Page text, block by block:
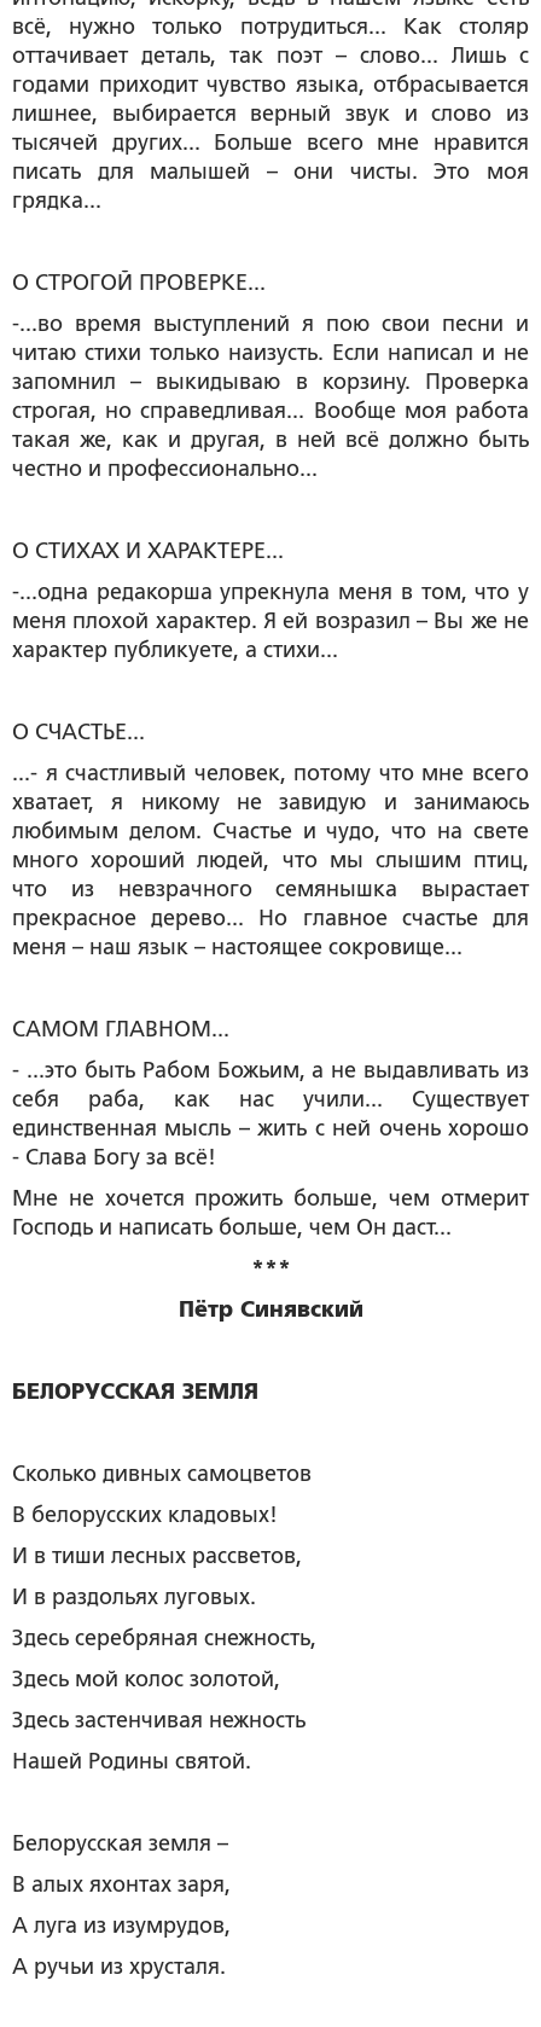
всё, нужно только потрудиться... Как столяр
оттачивает деталь, так поэт – слово... Лишь с
годами приходит чувство языка, отбрасывается
лишнее, выбирается верный звук и слово из
тысячей других... Больше всего мне нравится
писать для малышей – они чисты. Это моя
грядка...
О СТРОГОЙ ПРОВЕРКЕ...
-...во время выступлений я пою свои песни и
читаю стихи только наизусть. Если написал и не
запомнил – выкидываю в корзину. Проверка
строгая, но справедливая... Вообще моя работа
такая же, как и другая, в ней всё должно быть
честно и профессионально...
О СТИХАХ И ХАРАКТЕРЕ...
-...одна редакорша упрекнула меня в том, что у
меня плохой характер. Я ей возразил – Вы же не
характер публикуете, а стихи...
О СЧАСТЬЕ...
...- я счастливый человек, потому что мне всего
хватает, я никому не завидую и занимаюсь
любимым делом. Счастье и чудо, что на свете
много хороший людей, что мы слышим птиц,
что из невзрачного семянышка вырастает
прекрасное дерево... Но главное счастье для
меня – наш язык – настоящее сокровище...
САМОМ ГЛАВНОМ...
- ...это быть Рабом Божьим, а не выдавливать из
себя раба, как нас учили... Существует
единственная мысль – жить с ней очень хорошо
- Слава Богу за всё!
Мне не хочется прожить больше, чем отмерит
Господь и написать больше, чем Он даст...
***
Пётр Синявский
БЕЛОРУССКАЯ ЗЕМЛЯ
Сколько дивных самоцветов
В белорусских кладовых!
И в тиши лесных рассветов,
И в раздольях луговых.
Здесь серебряная снежность,
Здесь мой колос золотой,
Здесь застенчивая нежность
Нашей Родины святой.
Белорусская земля –
В алых яхонтах заря,
А луга из изумрудов,
А ручьи из хрусталя.